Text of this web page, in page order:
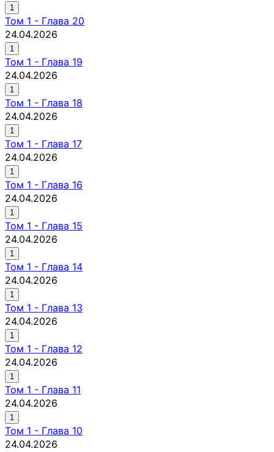
1
Том 1 - Глава 20
24.04.2026
1
Том 1 - Глава 19
24.04.2026
1
Том 1 - Глава 18
24.04.2026
1
Том 1 - Глава 17
24.04.2026
1
Том 1 - Глава 16
24.04.2026
1
Том 1 - Глава 15
24.04.2026
1
Том 1 - Глава 14
24.04.2026
1
Том 1 - Глава 13
24.04.2026
1
Том 1 - Глава 12
24.04.2026
1
Том 1 - Глава 11
24.04.2026
1
Том 1 - Глава 10
24.04.2026